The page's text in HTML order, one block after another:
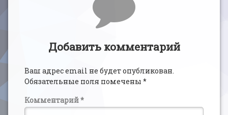
Добавить комментарий
Ваш адрес email не будет опубликован.
Обязательные поля помечены *
Комментарий*